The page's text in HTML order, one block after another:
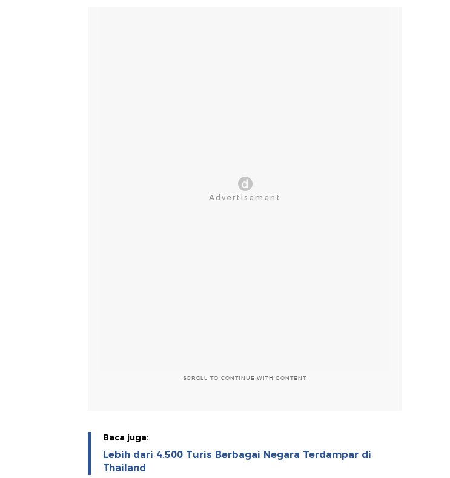
SCROLL TO CONTINUE WITH CONTENT
Baca juga:
Lebih dari 4.500 Turis Berbagai Negara Terdampar di
Thailand